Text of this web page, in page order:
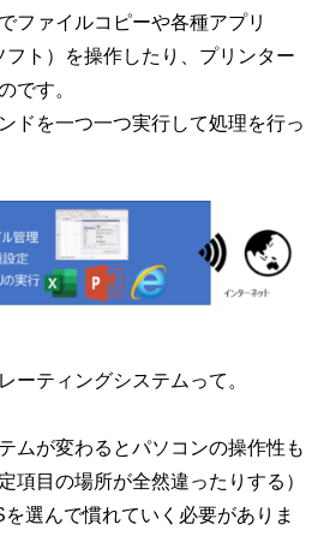
ファイルコピーや各種アプリ
フト）を操作したり、プリンター
です。
ドを一つ一つ実行して処理を行っ
ーティングシステムって。
ムが変わるとパソコンの操作性も
項目の場所が全然違ったりする）
選んで慣れていく必要がありま